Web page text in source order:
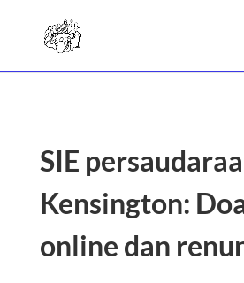
SIE
Kensington:
online dan